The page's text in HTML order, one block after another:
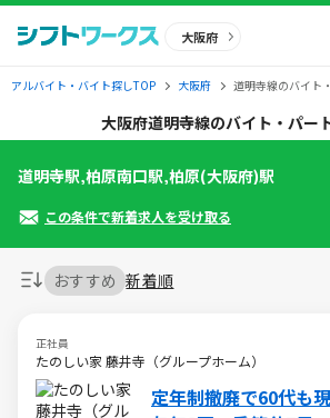
大阪府
アルバイト・バイト探しTOP 大阪府 道明寺線のバイト
大阪府道明寺線のバイト・パー
おすすめ 新着順
正社員
たのしい家 藤井寺（グループホーム）
定年制撤廃で60代も
道明寺駅,柏原南口駅,柏原(大阪府)駅
この条件で新着求人を受け取る